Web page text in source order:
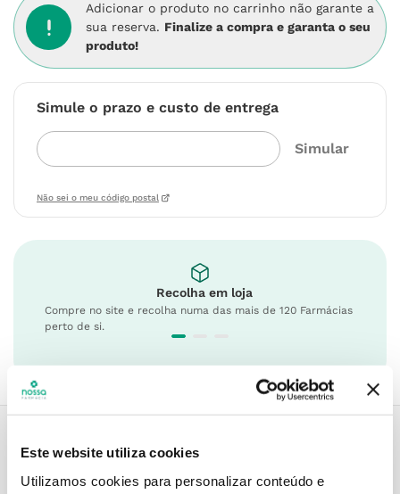
Este website utiliza cookies
Utilizamos cookies para personalizar conteúdo e
Adicionar o produto no carrinho não garante a
sua reserva. Finalize a compra e garanta o seu
produto!
Simule o prazo e custo de entrega
Não sei o meu código postal
Recolha em loja
Compre no site e recolha numa das mais de 120 Farmácias
perto de si.